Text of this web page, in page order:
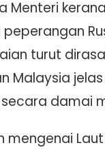
turut
Malaysia
damai